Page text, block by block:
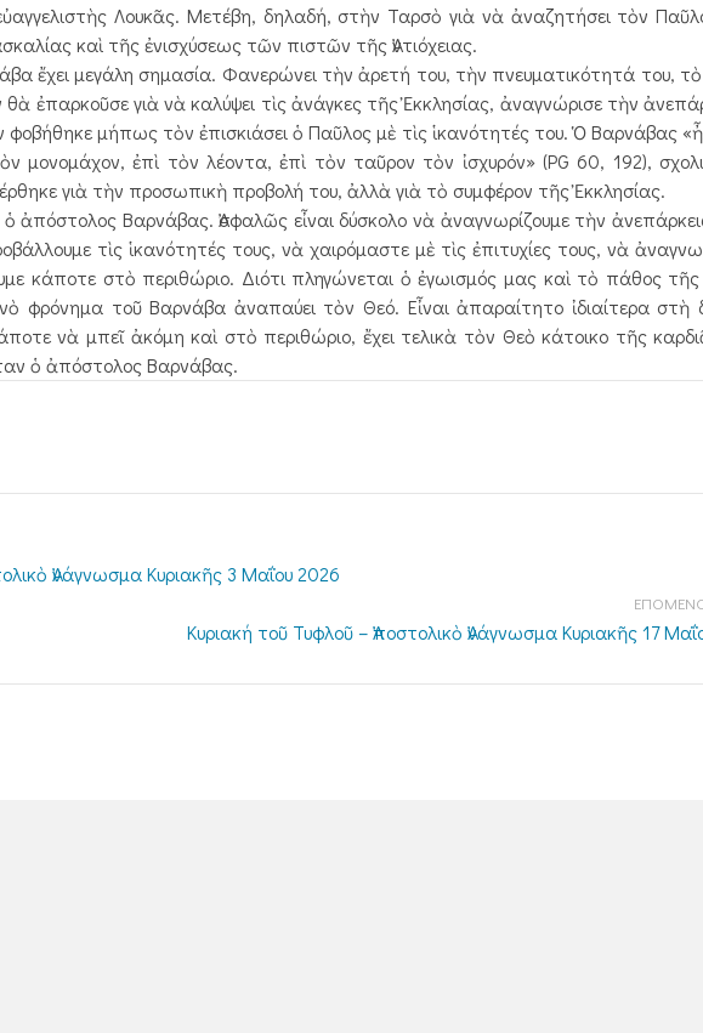
Λουκᾶς. Μετέβη, δηλαδή, στὴν Ταρσὸ γιὰ νὰ ἀναζητήσει τὸν
καὶ τῆς ἐνισχύσεως τῶν πιστῶν τῆς Ἀντιόχειας.
ἔχει μεγάλη σημασία. Φανερώνει τὴν ἀρετή του, τὴν πνευματικότητά του,
ἐπαρκοῦσε γιὰ νὰ καλύψει τὶς ἀνάγκες τῆς Ἐκκλησίας, ἀναγνώρισε τὴν
μήπως τὸν ἐπισκιάσει ὁ Παῦλος μὲ τὶς ἱκανότητές του. Ὁ Βαρνάβας
μονομάχον, ἐπὶ τὸν λέοντα, ἐπὶ τὸν ταῦρον τὸν ἰσχυρόν» (PG 60, 192),
γιὰ τὴν προσωπικὴ προβολή του, ἀλλὰ γιὰ τὸ συμφέρον τῆς Ἐκκλησίας.
ἀπόστολος Βαρνάβας. Ἀσφαλῶς εἶναι δύσκολο νὰ ἀναγνωρίζουμε τὴν
τὶς ἱκανότητές τους, νὰ χαιρόμαστε μὲ τὶς ἐπιτυχίες τους, νὰ
κάποτε στὸ περιθώριο. Διότι πληγώνεται ὁ ἐγωισμός μας καὶ τὸ πάθος τῆς
τοῦ Βαρνάβα ἀναπαύει τὸν Θεό. Εἶναι ἀπαραίτητο ἰδιαίτερα στὴ
νὰ μπεῖ ἀκόμη καὶ στὸ περιθώριο, ἔχει τελικὰ τὸν Θεὸ κάτοικο τῆς
ὁ ἀπόστολος Βαρνάβας.
Ἀνάγνωσμα Κυριακῆς 3 Μαΐου 2026
Κυριακή τοῦ Τυφλοῦ – Ἀποστολικὸ Ἀνάγνωσμα Κυριακῆς 17